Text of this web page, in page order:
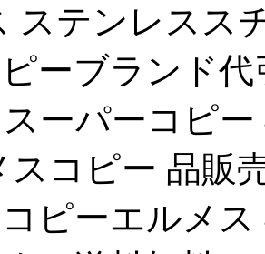
ステンレスス
ーブランド
ーパーコピ
スコピー 品販
ピーエルメ